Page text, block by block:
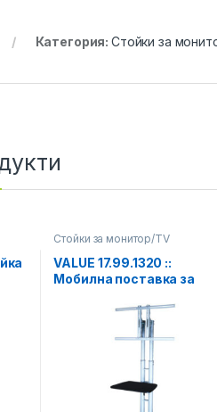
Категория: Стойки за
Стойки за монитор/TV
VALUE 17.99.1320 ::
Мобилна поставка за
сребриста